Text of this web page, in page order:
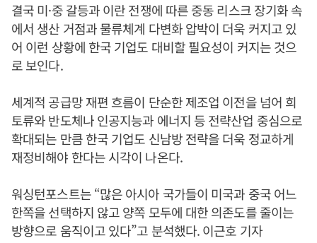
결국 미·중 갈등과 이란 전쟁에 따른 중동 리스크 장기화 속
에서 생산 거점과 물류체계 다변화 압박이 더욱 커지고 있
어 이런 상황에 한국 기업도 대비할 필요성이 커지는 것으
로 보인다.
세계적 공급망 재편 흐름이 단순한 제조업 이전을 넘어 희
토류와 반도체나 인공지능과 에너지 등 전략산업 중심으로
확대되는 만큼 한국 기업도 신남방 전략을 더욱 정교하게
재정비해야 한다는 시각이 나온다.
워싱턴포스트는 “많은 아시아 국가들이 미국과 중국 어느
한쪽을 선택하지 않고 양쪽 모두에 대한 의존도를 줄이는
방향으로 움직이고 있다”고 분석했다. 이근호 기자